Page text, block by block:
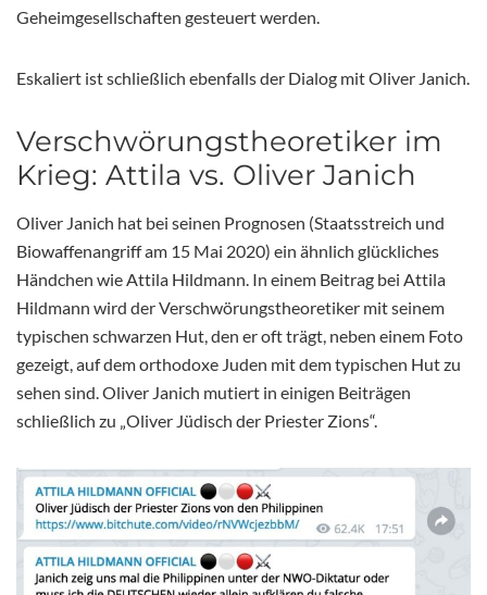
Geheimgesellschaften gesteuert werden.
Eskaliert ist schließlich ebenfalls der Dialog mit Oliver Janich.
Verschwörungstheoretiker im
Krieg: Attila vs. Oliver Janich
Oliver Janich hat bei seinen Prognosen (Staatsstreich und
Biowaffenangriff am 15 Mai 2020) ein ähnlich glückliches
Händchen wie Attila Hildmann. In einem Beitrag bei Attila
Hildmann wird der Verschwörungstheoretiker mit seinem
typischen schwarzen Hut, den er oft trägt, neben einem Foto
gezeigt, auf dem orthodoxe Juden mit dem typischen Hut zu
sehen sind. Oliver Janich mutiert in einigen Beiträgen
schließlich zu „Oliver Jüdisch der Priester Zions“.